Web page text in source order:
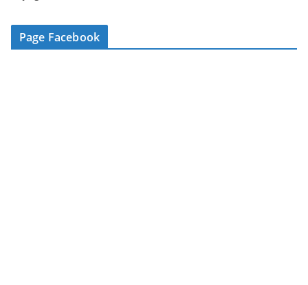
-
m
Page Facebook